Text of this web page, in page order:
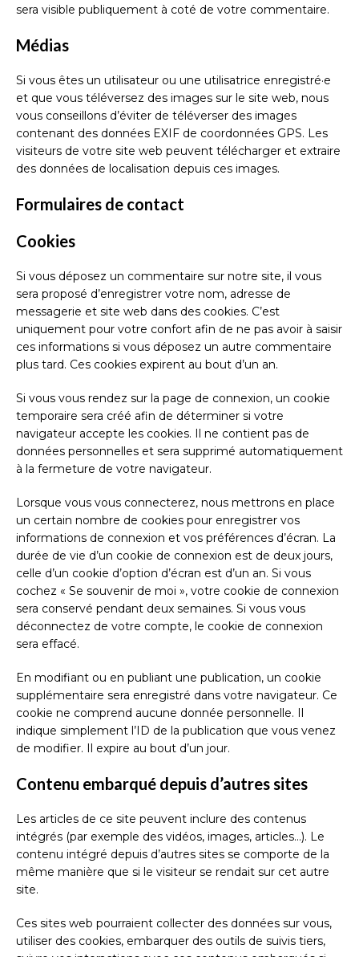
sera visible publiquement à coté de votre commentaire.
Médias
Si vous êtes un utilisateur ou une utilisatrice enregistré·e
et que vous téléversez des images sur le site web, nous
vous conseillons d’éviter de téléverser des images
contenant des données EXIF de coordonnées GPS. Les
visiteurs de votre site web peuvent télécharger et extraire
des données de localisation depuis ces images.
Formulaires de contact
Cookies
Si vous déposez un commentaire sur notre site, il vous
sera proposé d’enregistrer votre nom, adresse de
messagerie et site web dans des cookies. C’est
uniquement pour votre confort afin de ne pas avoir à saisir
ces informations si vous déposez un autre commentaire
plus tard. Ces cookies expirent au bout d’un an.
Si vous vous rendez sur la page de connexion, un cookie
temporaire sera créé afin de déterminer si votre
navigateur accepte les cookies. Il ne contient pas de
données personnelles et sera supprimé automatiquement
à la fermeture de votre navigateur.
Lorsque vous vous connecterez, nous mettrons en place
un certain nombre de cookies pour enregistrer vos
informations de connexion et vos préférences d’écran. La
durée de vie d’un cookie de connexion est de deux jours,
celle d’un cookie d’option d’écran est d’un an. Si vous
cochez « Se souvenir de moi », votre cookie de connexion
sera conservé pendant deux semaines. Si vous vous
déconnectez de votre compte, le cookie de connexion
sera effacé.
En modifiant ou en publiant une publication, un cookie
supplémentaire sera enregistré dans votre navigateur. Ce
cookie ne comprend aucune donnée personnelle. Il
indique simplement l’ID de la publication que vous venez
de modifier. Il expire au bout d’un jour.
Contenu embarqué depuis d’autres sites
Les articles de ce site peuvent inclure des contenus
intégrés (par exemple des vidéos, images, articles…). Le
contenu intégré depuis d’autres sites se comporte de la
même manière que si le visiteur se rendait sur cet autre
site.
Ces sites web pourraient collecter des données sur vous,
utiliser des cookies, embarquer des outils de suivis tiers,